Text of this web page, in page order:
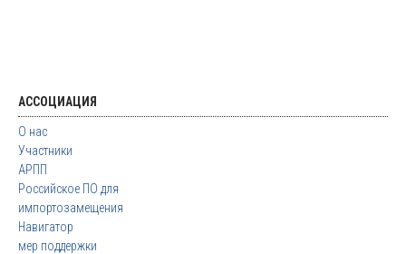
АССОЦИАЦИЯ
О нас
Участники
АРПП
Российское ПО для
импортозамещения
Навигатор
мер поддержки